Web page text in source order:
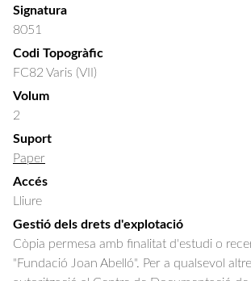
Signatura
8051
Codi Topogràfic
FC82 Varis (VII)
Volum
2
Suport
Paper
Accés
Lliure
Gestió dels drets d'explotació
Còpia permesa amb finalitat d'estudi o
"Fundació Joan Abelló". Per a qualsevol